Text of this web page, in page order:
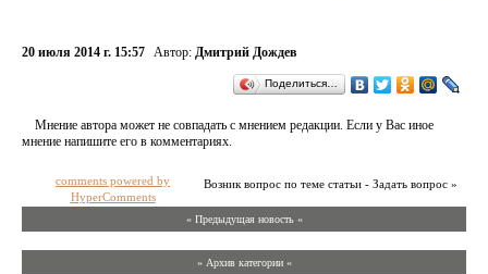
20 июля 2014 г. 15:57 Автор: Дмитрий Дождев
Поделиться…
Мнение автора может не совпадать с мнением редакции. Если у Вас иное
мнение напишите его в комментариях.
Возник вопрос по теме статьи - Задать вопрос »
comments powered by
HyperComments
« Предыдущая новость «
» Архив категории «